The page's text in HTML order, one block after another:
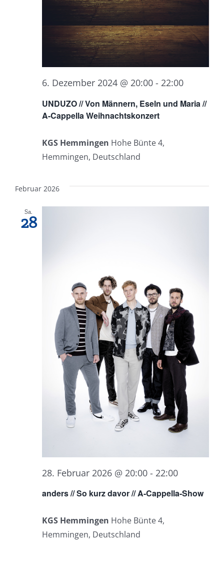
UNDUZO // Von Männern, Eseln und Maria //
A-Cappella Weihnachtskonzert
6. Dezember 2024 @ 20:00 - 22:00
KGS Hemmingen Hohe Bünte 4,
Hemmingen, Deutschland
Februar 2026
Sa.
28
anders // So kurz davor // A-Cappella-Show
28. Februar 2026 @ 20:00 - 22:00
KGS Hemmingen Hohe Bünte 4,
Hemmingen, Deutschland